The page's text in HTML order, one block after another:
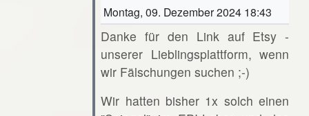
Montag, 09. Dezember 2024 18:43
Danke für den Link auf Etsy -
unserer Lieblingsplattform, wenn
wir Fälschungen suchen ;-)
Wir hatten bisher 1x solch einen